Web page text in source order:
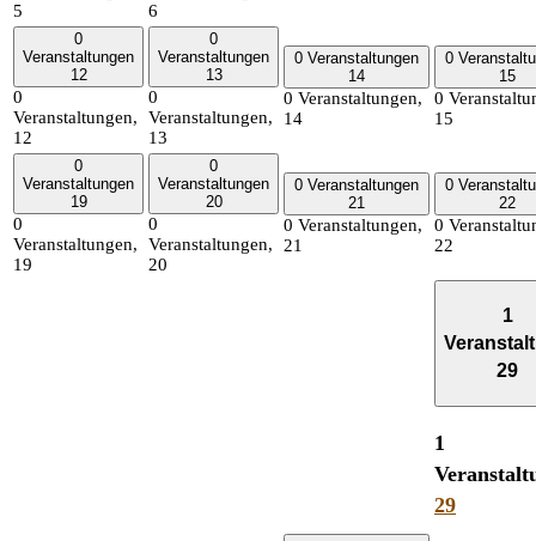
5
6
0
Veranstaltungen
12
0
Veranstaltungen,
12
0
Veranstaltungen
13
0
Veranstaltungen,
13
0 Veranstaltungen
14
0 Veranstaltungen,
14
0
15
0
15
0
Veranstaltungen
19
0
Veranstaltungen,
19
0
Veranstaltungen
20
0
Veranstaltungen,
20
0 Veranstaltungen
21
0 Veranstaltungen,
21
0
22
0
22
1
29
1
29